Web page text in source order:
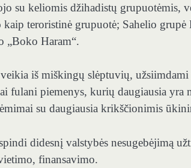
su keliomis džihadistų grupuotėmis,
teroristinė grupuotė; Sahelio
„Boko Haram“.
veikia iš miškingų slėptuvių,
fulani piemenys, kurių daugiausia yra
su daugiausia krikščionimis
didesnį valstybės nesugebėjimą
finansavimo.